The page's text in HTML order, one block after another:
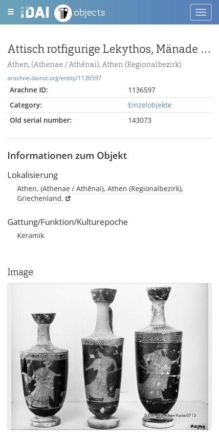
objects
Attisch rotfigurige Lekythos, Mänade mit Thyrsos und Nebris nach rechts zu einem Altar
Athen, (Athenae / Athēnai), Athen (Regionalbezirk)
arachne.dainst.org/entity/1136597
Arachne ID:
1136597
Category:
Einzelobjekte
Old serial number:
143073
Informationen zum Objekt
Lokalisierung
Athen, (Athenae / Athēnai), Athen (Regionalbezirk),
Griechenland,
Gattung/Funktion/Kulturepoche
Keramik
Image